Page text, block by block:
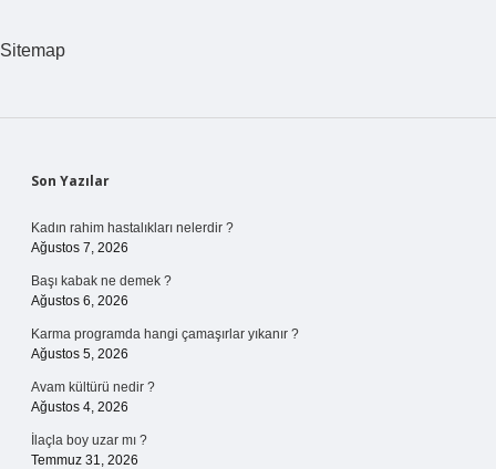
Sitemap
Sidebar
Son Yazılar
Kadın rahim hastalıkları nelerdir ?
Ağustos 7, 2026
Başı kabak ne demek ?
Ağustos 6, 2026
Karma programda hangi çamaşırlar yıkanır ?
Ağustos 5, 2026
Avam kültürü nedir ?
Ağustos 4, 2026
İlaçla boy uzar mı ?
Temmuz 31, 2026